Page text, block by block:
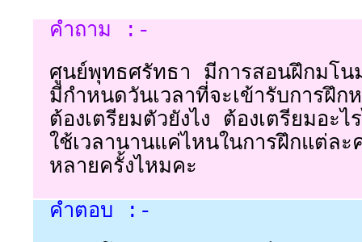
คำถาม :-
ศูนย์พุทธศรัทธา มีการสอนฝึกมโน
มีกำหนดวันเวลาที่จะเข้ารับการฝึก
ต้องเตรียมตัวยังไง ต้องเตรียมอะไ
ใช้เวลานานแค่ไหนในการฝึกแต่ล
หลายครั้งไหมคะ
คำตอบ :-